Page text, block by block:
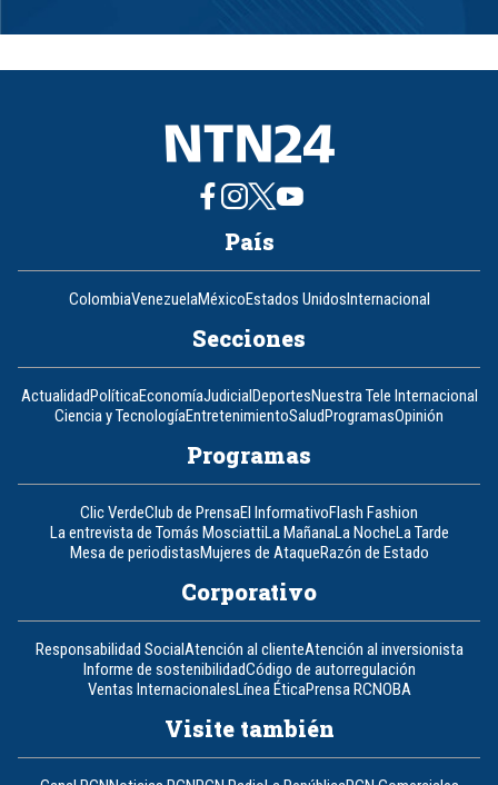
8
País
ColombiaVenezuelaMéxicoEstados UnidosInternacional
Secciones
ActualidadPolíticaEconomíaJudicialDeportesNuestra Tele Internacional
Ciencia y TecnologíaEntretenimientoSaludProgramasOpinión
Programas
Clic VerdeClub de PrensaEl InformativoFlash Fashion
La entrevista de Tomás MosciattiLa MañanaLa NocheLa Tarde
Mesa de periodistasMujeres de AtaqueRazón de Estado
Corporativo
Responsabilidad SocialAtención al clienteAtención al inversionista
Informe de sostenibilidadCódigo de autorregulación
Ventas InternacionalesLínea ÉticaPrensa RCNOBA
Visite también